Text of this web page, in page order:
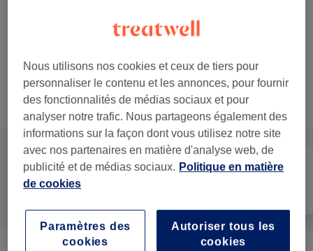
Ce n'est pas ce que vous recherchiez ?
Recherchez dans notre liste de prestations
Tout
Nous utilisons nos cookies et ceux de tiers pour
personnaliser le contenu et les annonces, pour fournir
des fonctionnalités de médias sociaux et pour
analyser notre trafic. Nous partageons également des
informations sur la façon dont vous utilisez notre site
avec nos partenaires en matière d'analyse web, de
publicité et de médias sociaux. Politique en matière
de cookies
Autoriser tous les
cookies
Paramètres des
cookies